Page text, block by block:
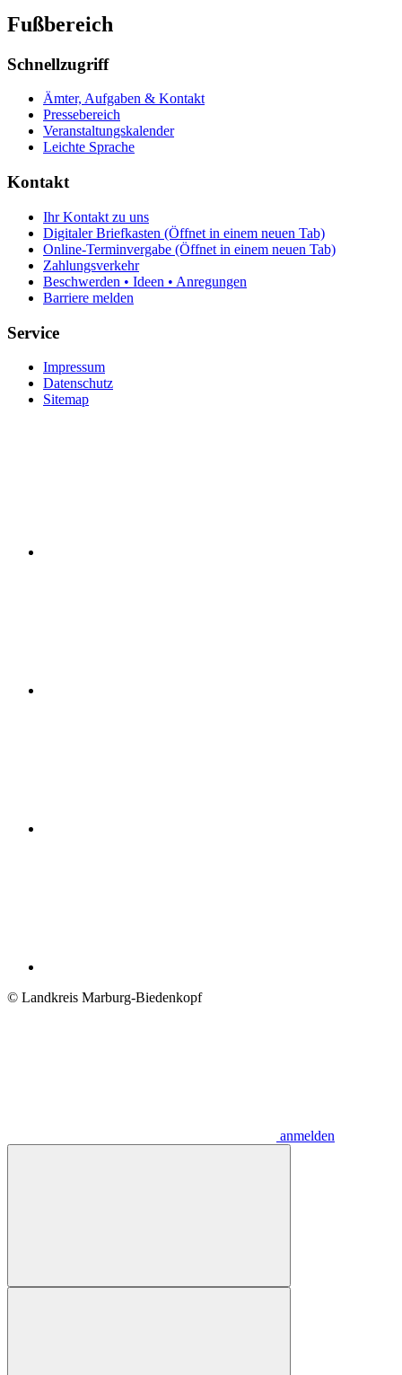
Fußbereich
Schnellzugriff
Ämter, Aufgaben & Kontakt
Pressebereich
Veranstaltungskalender
Leichte Sprache
Kontakt
Ihr Kontakt zu uns
Digitaler Briefkasten (Öffnet in einem neuen Tab)
Online-Terminvergabe (Öffnet in einem neuen Tab)
Zahlungsverkehr
Beschwerden • Ideen • Anregungen
Barriere melden
Service
Impressum
Datenschutz
Sitemap
© Landkreis Marburg-Biedenkopf
anmelden